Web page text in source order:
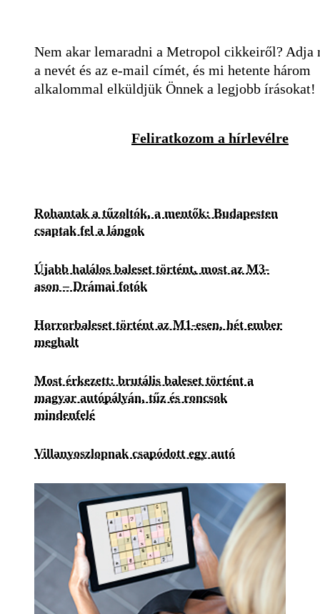
Nem akar lemaradni a Metropol cikkeiről? Adja
a nevét és az e-mail címét, és mi hetente három
alkalommal elküldjük Önnek a legjobb írásokat!
Feliratkozom a hírlevélre
Rohantak a tűzoltók, a mentők: Budapesten
csaptak fel a lángok
Újabb halálos baleset történt, most az M3-
ason – Drámai fotók
Horrorbaleset történt az M1-esen, hét ember
meghalt
Most érkezett: brutális baleset történt a
magyar autópályán, tűz és roncsok
mindenfelé
Villanyoszlopnak csapódott egy autó